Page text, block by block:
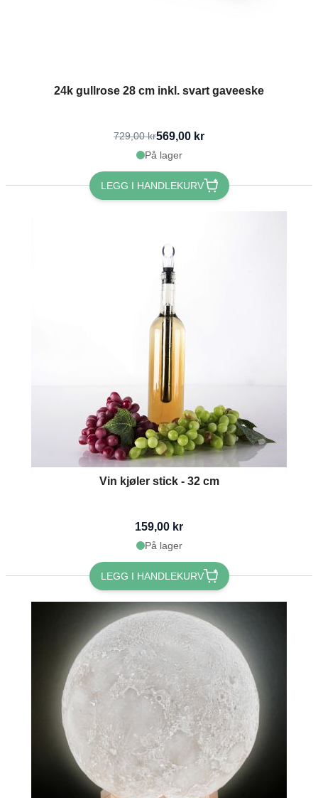
24k gullrose 28 cm inkl. svart gaveeske
729,00 kr569,00 kr
På lager
LEGG I HANDLEKURV
Vin kjøler stick - 32 cm
159,00 kr
På lager
LEGG I HANDLEKURV